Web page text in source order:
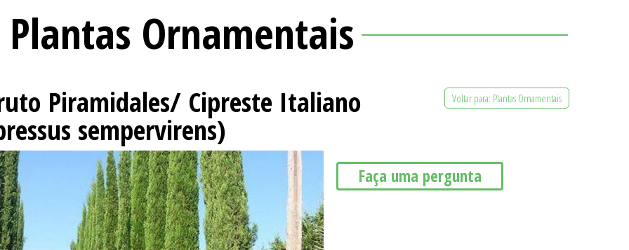
Plantas Ornamentais
Voltar para: Plantas Ornamentais
Piramidales/ Cipreste Italiano
sempervirens)
Faça uma pergunta